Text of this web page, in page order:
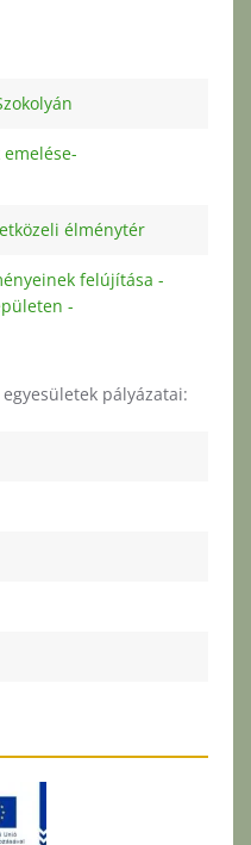
élménytér
felújítása -
-
pályázatai: